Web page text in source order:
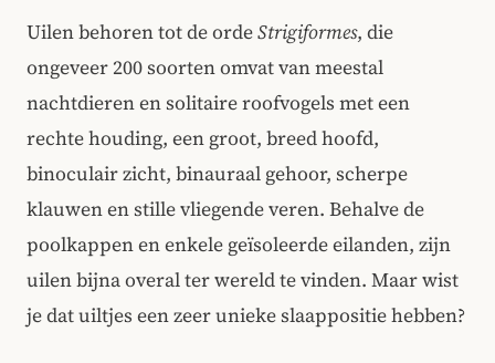
Uilen behoren tot de ordeStrigiformes, die
ongeveer 200 soorten omvat van meestal
nachtdieren en solitaire roofvogels met een
rechte houding, een groot, breed hoofd,
binoculair zicht, binauraal gehoor, scherpe
klauwen en stille vliegende veren. Behalve de
poolkappen en enkele geïsoleerde eilanden, zijn
uilen bijna overal ter wereld te vinden. Maar wist
je dat uiltjes een zeer unieke slaappositie hebben?